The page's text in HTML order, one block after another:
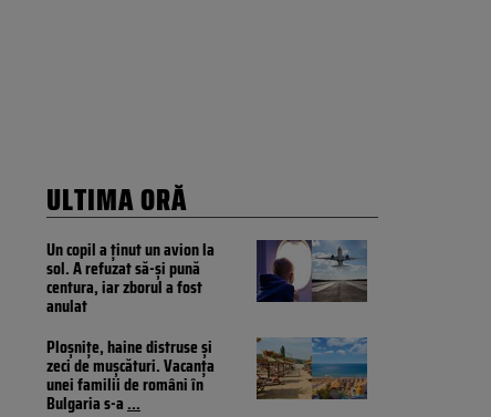
ULTIMA ORĂ
Un copil a ținut un avion la
sol. A refuzat să-și pună
centura, iar zborul a fost
anulat
Ploșnițe, haine distruse și
zeci de mușcături. Vacanța
unei familii de români în
Bulgaria s-a...